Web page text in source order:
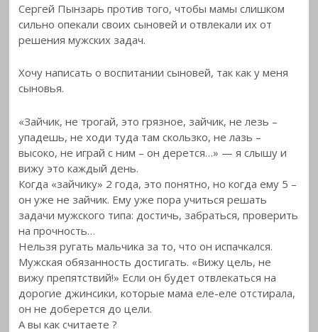
Сергей Пынзарь против того, чтобы мамы слишком
сильно опекали своих сыновей и отвлекалиих от
решения мужских задач.
Хочу написать о воспитании сыновей, так как у меня
сыновья.
«Зайчик, не трогай, это грязное, зайчик, не лезь –
упадешь, не ходи туда там скользко, не лазь –
высоко, не играй с ним – он дерется…» — я слышу и
вижу это каждый день.
Когда «зайчику» 2 года, это понятно, но когда ему 5 –
он уже не зайчик. Ему уже пора учиться решать
задачи мужского типа: достичь, забраться, проверить
на прочность…
Нельзя ругать мальчика за то, что он испачкался.
Мужская обязанность достигать. «Вижу цель, не
вижу препятствий!» Если он будет отвлекаться на
дорогие джинсики, которые мама еле-еле отстирала,
он не доберется до цели.
А вы как считаете ?